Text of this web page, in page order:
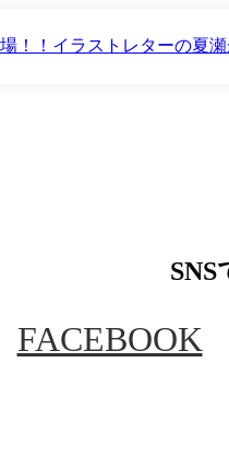
！！イラストレターの夏
SNS
FACEBOOK